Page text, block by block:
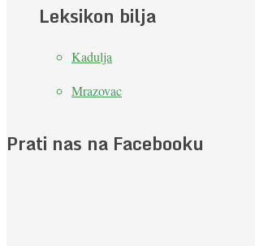
Leksikon bilja
Kadulja
Mrazovac
Prati nas na Facebooku